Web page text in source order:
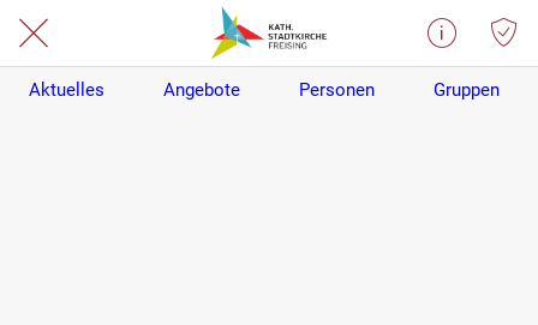
Aktuelles Angebote Personen Gruppen